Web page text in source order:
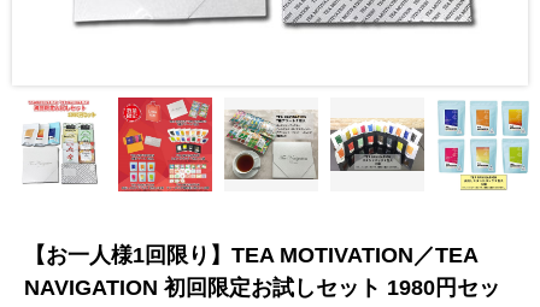
【お一人様1回限り】TEA MOTIVATION／TEA
NAVIGATION 初回限定お試しセット 1980円セッ